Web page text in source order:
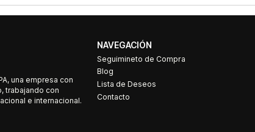
una empresa con
trabajando con
e internacional.
NAVEGACIÓN
Seguimineto de Compra
Blog
Lista de Deseos
Contacto